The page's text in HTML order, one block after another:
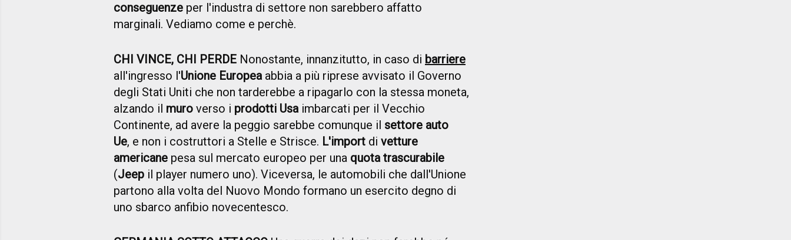
conseguenze per l'industra di settore non sarebbero affatto
marginali. Vediamo come e perchè.
CHI VINCE, CHI PERDE Nonostante, innanzitutto, in caso di barriere
all'ingresso l'Unione Europeaabbia a più riprese avvisato il Governo
degli Stati Uniti che non tarderebbe a ripagarlo con la stessa moneta,
alzando il muro verso i prodotti Usaimbarcati per il Vecchio
Continente, ad avere la peggio sarebbe comunque il settore auto
Ue, e non i costruttori a Stelle e Strisce. L'import di vetture
americane pesa sul mercato europeo per una quota trascurabile
(Jeep il player numero uno). Viceversa, le automobili che dall'Unione
partono alla volta del Nuovo Mondo formano un esercito degno di
uno sbarco anfibio novecentesco.